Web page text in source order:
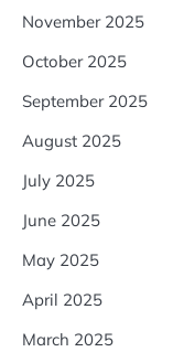
November 2025
October 2025
September 2025
August 2025
July 2025
June 2025
May 2025
April 2025
March 2025